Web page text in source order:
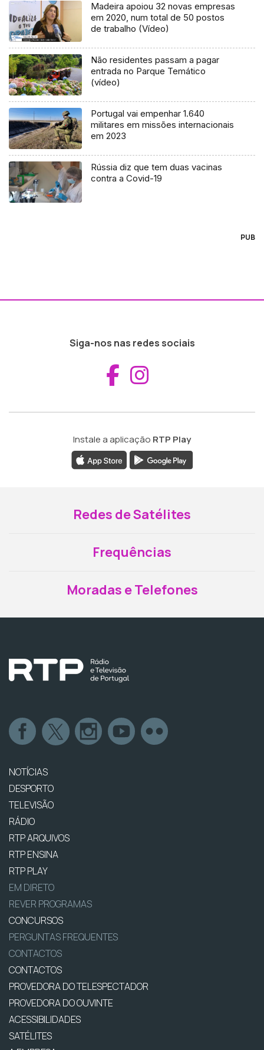
Madeira apoiou 32 novas empresas
em 2020, num total de 50 postos
de trabalho (Vídeo)
Não residentes passam a pagar
entrada no Parque Temático
(vídeo)
Portugal vai empenhar 1.640
militares em missões internacionais
em 2023
Rússia diz que tem duas vacinas
contra a Covid-19
PUB
Siga-nos nas redes sociais
Aceder ao
Instale a aplicação RTP Play
Redes de Satélites
Frequências
Moradas e Telefones
NOTÍCIAS
DESPORTO
TELEVISÃO
RÁDIO
RTP ARQUIVOS
RTP ENSINA
RTP PLAY
EM DIRETO
REVER PROGRAMAS
CONCURSOS
PERGUNTAS FREQUENTES
CONTACTOS
CONTACTOS
PROVEDORA DO TELESPECTADOR
PROVEDORA DO OUVINTE
ACESSIBILIDADES
SATÉLITES